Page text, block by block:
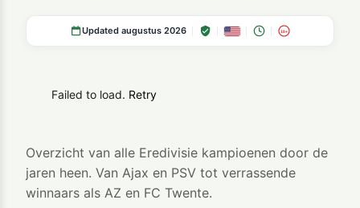
Updated augustus 2026 18+
Failed to load. Retry
Overzicht van alle Eredivisie kampioenen door de
jaren heen. Van Ajax en PSV tot verrassende
winnaars als AZ en FC Twente.